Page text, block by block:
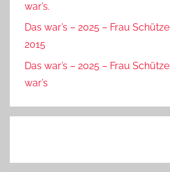
war’s.
Das war’s – 2025 – Frau Schütze
2015
Das war’s – 2025 – Frau Schütze
war’s